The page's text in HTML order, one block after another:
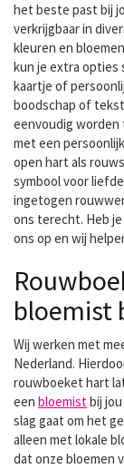
het beste past bij
verkrijgbaar in
kleuren en
kun je extra opties
kaartje of
boodschap of
eenvoudig worden
met een
open hart als
symbool voor
ingetogen
ons terecht. Heb
ons op en wij
bloemist
Wij werken met
Nederland.
rouwboeket hart
een bloemistbij
slag gaat om het
alleen met lokale
dat onze bloemen